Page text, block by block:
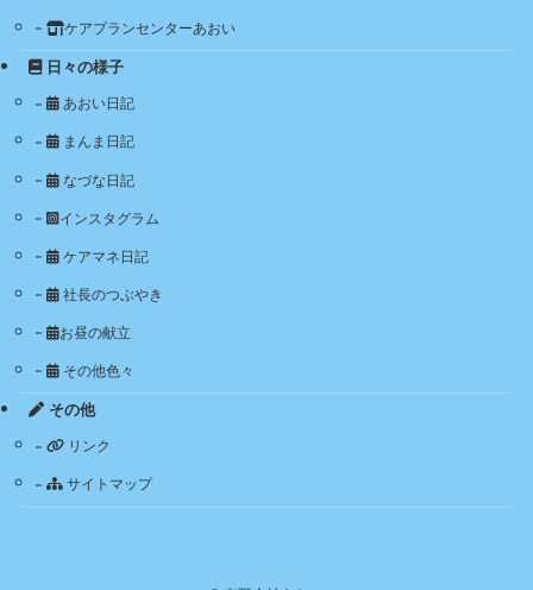
ケアプランセンターあおい
日々の様子
あおい日記
まんま日記
なづな日記
インスタグラム
ケアマネ日記
社長のつぶやき
お昼の献立
その他色々
その他
リンク
サイトマップ